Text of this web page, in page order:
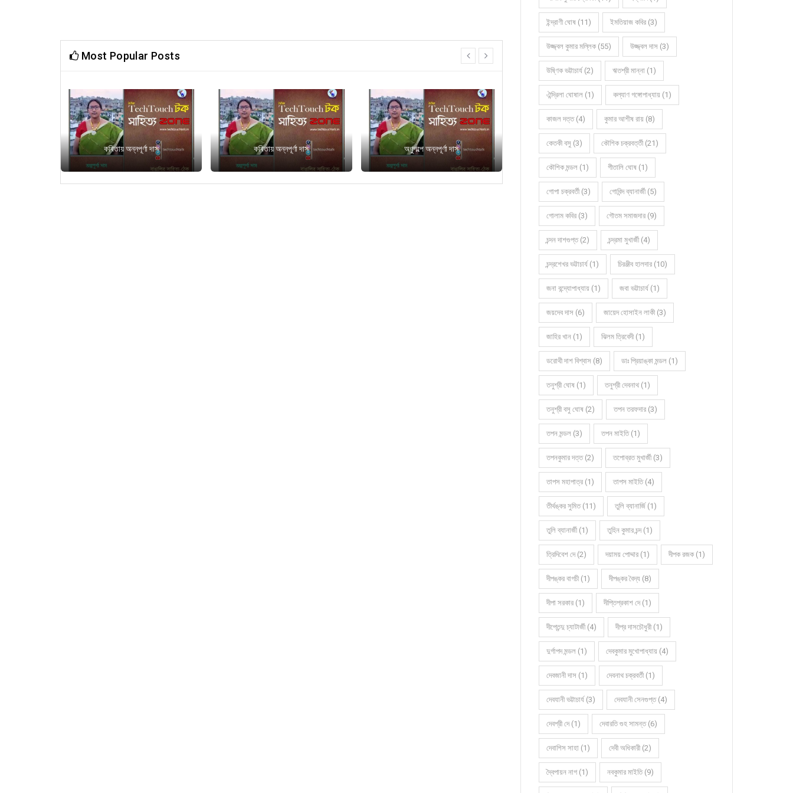
Most Popular Posts
কবিতায় অন্নপূর্ণা দাস কবিতায় অন্নপূর্ণা দাস অণুগল্পে অন্নপূর্ণা দাস কবিতায় অন্নপূর্ণা দাস
prev
ইন্দ্রাণী ঘোষ (11) ইমতিয়াজ কবির (3)
উজ্জ্বল কুমার মল্লিক (55) উজ্জ্বল দাস (3)
উষ্ণিক ভট্টাচার্য (2) ঋতশ্রী মান্না (1)
ঐন্দ্রিলা ঘোষাল (1) কল্যাণ গঙ্গোপাধ্যায় (1)
কাজল দত্ত (4) কুমার আশীষ রায় (8)
কেতকী বসু (3) কৌশিক চক্রবর্ত্তী (21)
কৌশিক মন্ডল (1) গীতালি ঘোষ (1)
গোপা চক্রবর্তী (3) গোবিন্দ ব্যানার্জী (5)
গোলাম কবির (3) গৌতম সমাজদার (9)
চন্দন দাশগুপ্ত (2) চন্দ্রমা মুখার্জী (4)
চন্দ্রশেখর ভট্টাচার্য (1) চিরঞ্জীব হালদার (10)
জনা বন্দ্যোপাধ্যায় (1) জবা ভট্টাচার্য (1)
জয়দেব দাস (6) জায়েদ হোসাইন লাকী (3)
জাহির খান (1) ঝিলম ত্রিবেদী (1)
ডরোথী দাশ বিশ্বাস (8) ডাঃ প্রিয়াঙ্কা মন্ডল (1)
তনুশ্রী ঘোষ (1) তনুশ্রী দেবনাথ (1)
তনুশ্রী বসু ঘোষ (2) তপন তরফদার (3)
তপন মন্ডল (3) তপন মাইতি (1)
তপনকুমার দত্ত (2) তপোব্রত মুখার্জী (3)
তাপস মহাপাত্র (1) তাপস মাইতি (4)
তীর্থঙ্কর সুমিত (11) তুলি ব্যানার্জি (1)
তুলি ব্যানার্জী (1) তুহিন কুমার চন্দ (1)
ত্রিদিবেশ দে (2) দয়াময় পোদ্দার (1) দীপক রজক (1)
দীপঙ্কর বাগচী (1) দীপঙ্কর বৈদ্য (8)
দীপা সরকার (1) দীপ্তিপ্রকাশ দে (1)
দীপ্তেন্দু চ্যাটার্জী (4) দীপ্র দাসচৌধুরী (1)
দুর্গাপদ মন্ডল (1) দেবকুমার মুখোপাধ্যায় (4)
দেবজানী দাস (1) দেবনাথ চক্রবর্তী (1)
দেবযানী ভট্টাচার্য (3) দেবযানী সেনগুপ্ত (4)
দেবশ্রী দে (1) দেবারতি গুহ সামন্ত (6)
দেবাশিস সাহা (1) দেবী অধিকারী (2)
দ্বৈপায়ন নাগ (1) নবকুমার মাইতি (9)